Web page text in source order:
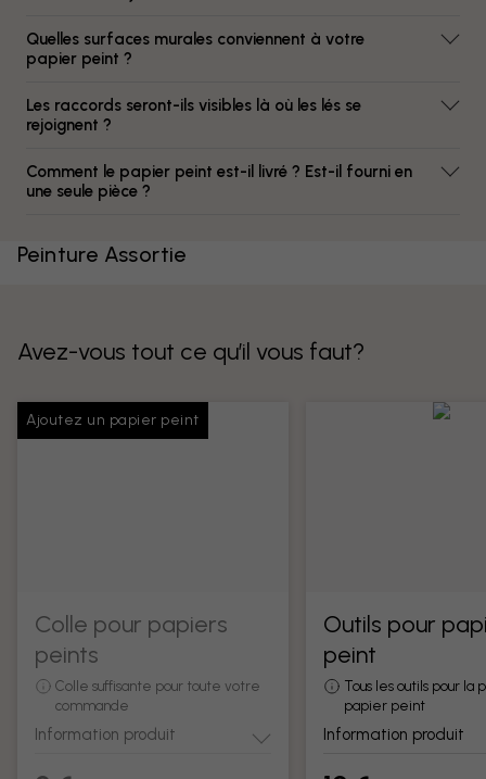
Quelles surfaces murales conviennent à votre
papier peint ?
Les raccords seront-ils visibles là où les lés se
rejoignent ?
Comment le papier peint est-il livré ? Est-il fourni en
une seule pièce ?
Peinture Assortie
Avez-vous tout ce qu’il vous faut?
Ajoutez un papier peint
Colle pour papiers
peints
Colle suffisante pour toute votre
commande
Information produit
Outils pour
peint
Tous les outils pour la
papier peint
Information produit